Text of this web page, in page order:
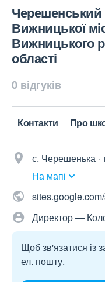
Черешенський
Вижницької
Вижницького
області
0 відгуків
Контакти Про
с. Черешенька
На мапі
Директор —
Щоб зв'язатися із
ел. пошту.